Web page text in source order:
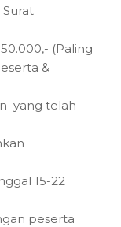
(Paling
&
yang telah
15-22
peserta